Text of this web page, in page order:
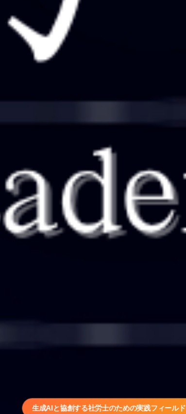
生成AIと協創する社労士のための実践フィールド